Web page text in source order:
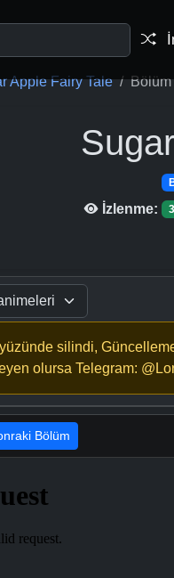
Apple Fairy Tale Bölüm
İzlenme:
3
silindi,
olursa Telegram:
Bölüm